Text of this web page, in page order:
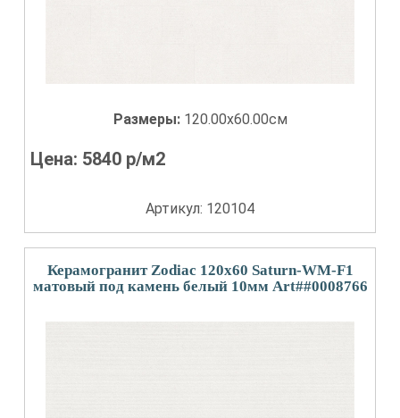
Размеры: 120.00x60.00см
Цена: 5840 р/м2
Артикул: 120104
Керамогранит Zodiac 120x60 Saturn-WM-F1
матовый под камень белый 10мм Art##0008766